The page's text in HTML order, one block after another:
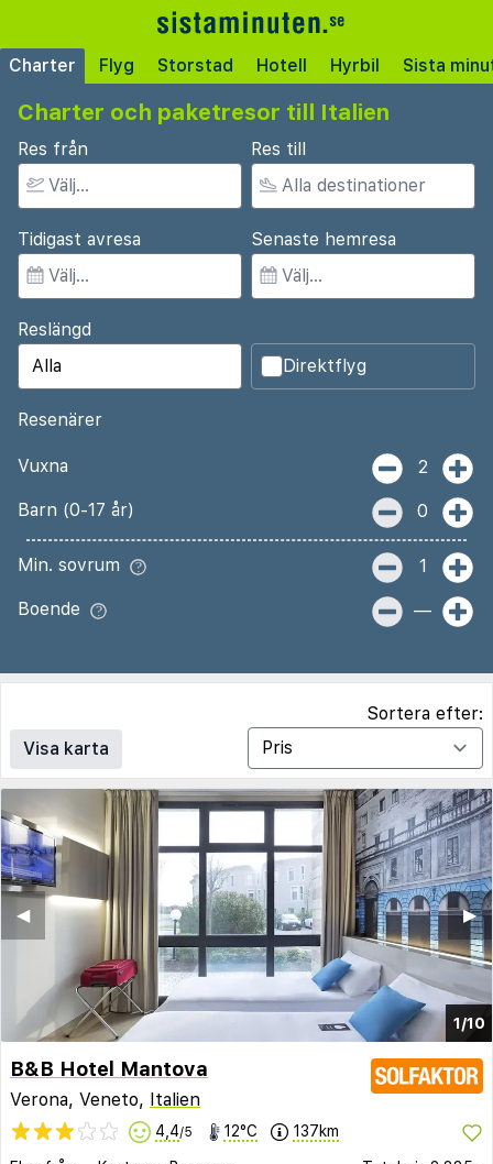
Charter Flyg Storstad Hotell Hyrbil Sista
Charter och paketresor till Italien
Res från Res till
Tidigast avresa Senaste hemresa
Reslängd
Direktflyg
Resenärer
Vuxna 2
Barn (0-17 år) 0
Min. sovrum 1
Boende —
Visa karta
Sortera efter:
1/10
▶︎
◀︎
B&B Hotel Mantova
Verona, Veneto, Italien
4,4/5 12°C 137km